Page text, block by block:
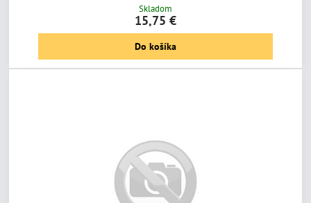
Skladom
15,75 €
Do košíka